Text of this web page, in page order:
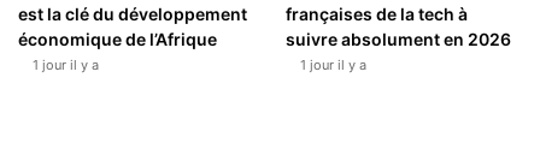
est la clé du développement
économique de l’Afrique
1 jour il y a
françaises de la tech à
suivre absolument en 2026
1 jour il y a